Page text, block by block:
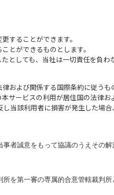
することができます。
とができるものとします。
としても、当社は一切責任を負わ
および関係する国際条約に従うも
サービスの利用が居住国の法律
当該利用者に損害が発生した場
者誠意をもって協議のうえその解
を第一審の専属的合意管轄裁判所